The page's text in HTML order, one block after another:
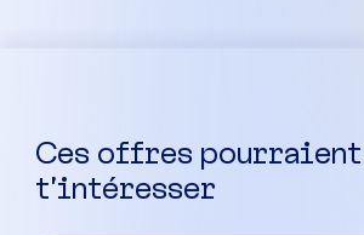
Ces offres pourraient
t’intéresser